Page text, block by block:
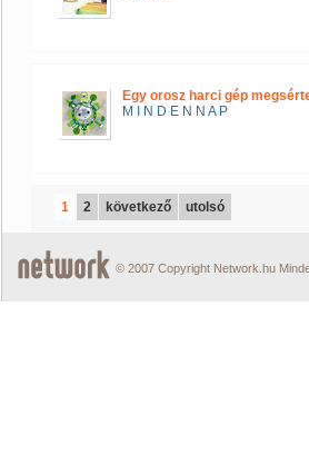
Egy orosz harci gép
M I N D E N N A P
1 2 következő utolsó
© 2007 Copyright Network.hu